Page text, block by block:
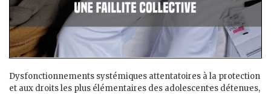
Dysfonctionnements systémiques attentatoires à la protection
et aux droits les plus élémentaires des adolescent·es détenu·es,